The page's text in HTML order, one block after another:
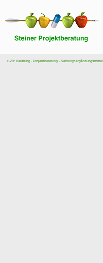
B2B: Beratung · Projektberatung · Nahrungsergänzungsmittel